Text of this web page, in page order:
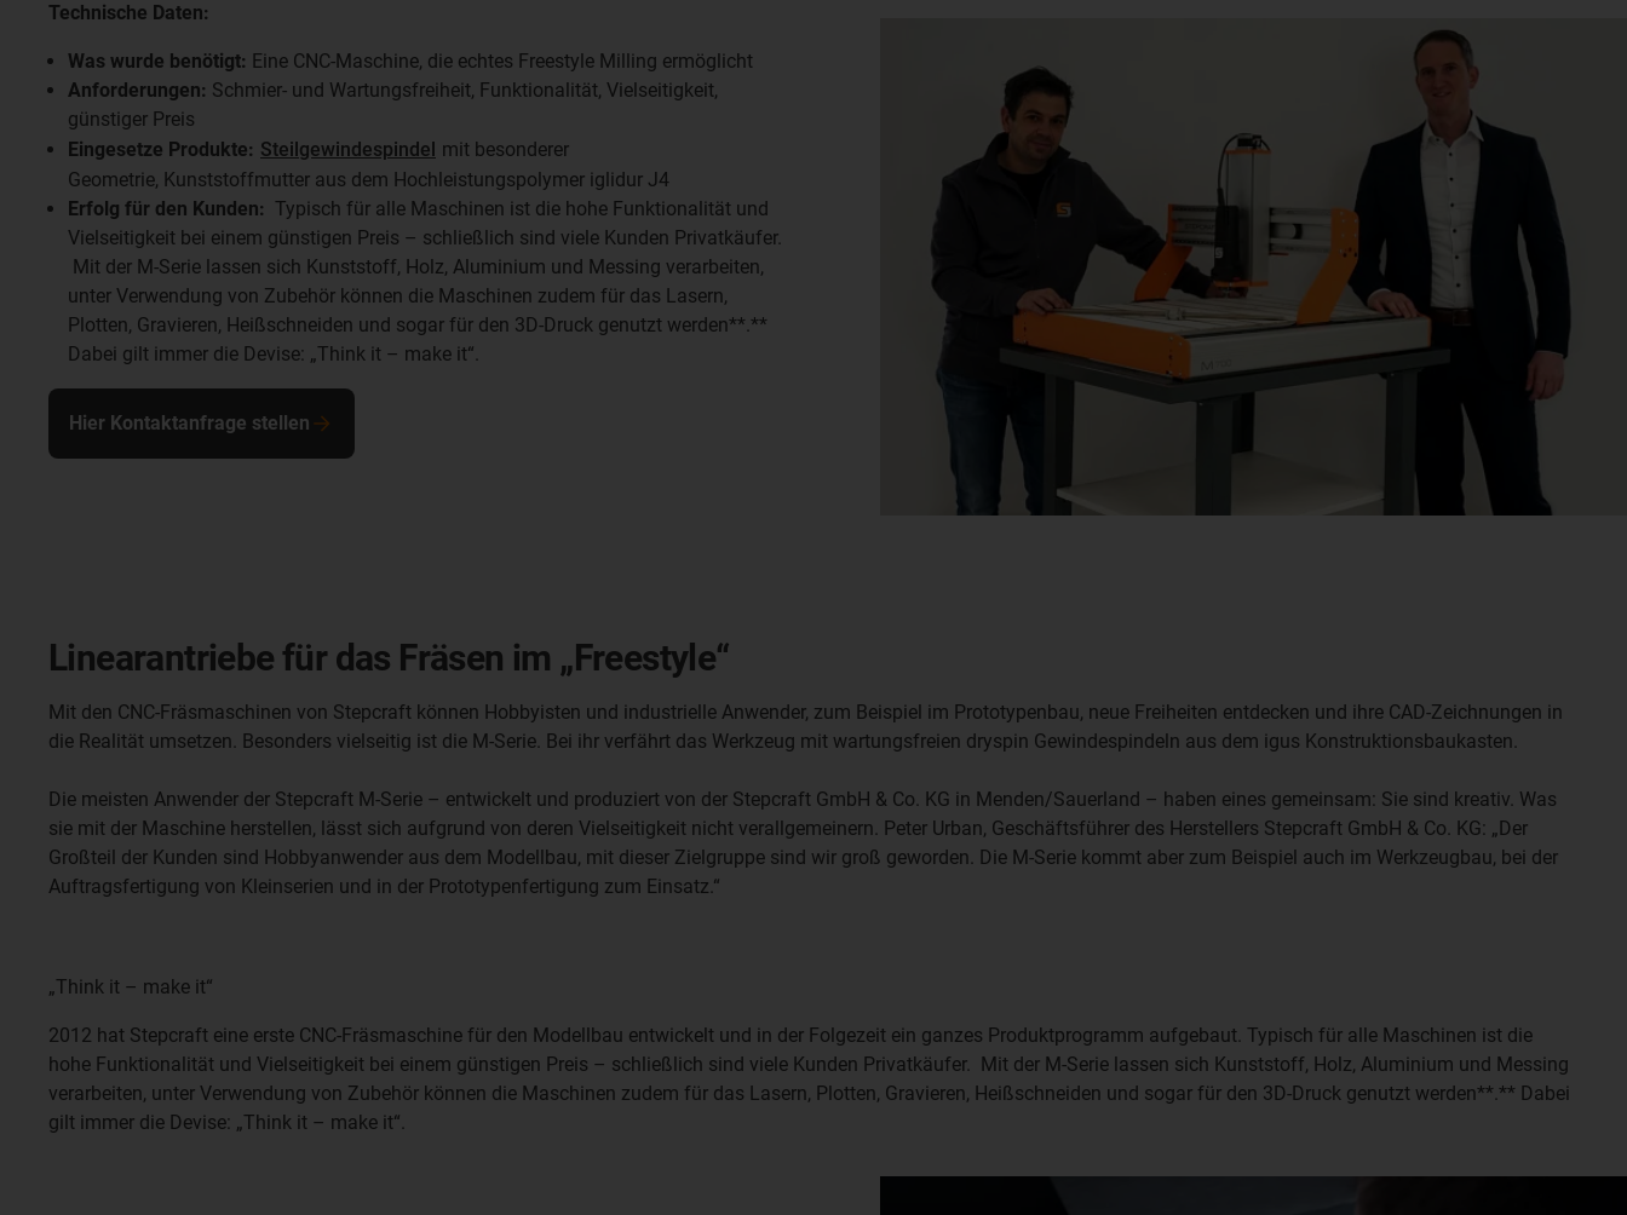
Technische Daten:
Was wurde benötigt: Eine CNC-Maschine, die echtes Freestyle Milling ermöglicht
Anforderungen: Schmier- und Wartungsfreiheit, Funktionalität, Vielseitigkeit,
günstiger Preis
Eingesetze Produkte: Steilgewindespindel mit besonderer
Geometrie, Kunststoffmutter aus dem Hochleistungspolymer iglidur J4
Erfolg für den Kunden: Typisch für alle Maschinen ist die hohe Funktionalität und
Vielseitigkeit bei einem günstigen Preis – schließlich sind viele Kunden Privatkäufer.
Mit der M-Serie lassen sich Kunststoff, Holz, Aluminium und Messing verarbeiten,
unter Verwendung von Zubehör können die Maschinen zudem für das Lasern,
Plotten, Gravieren, Heißschneiden und sogar für den 3D-Druck genutzt werden**.**
Dabei gilt immer die Devise: „Think it – make it“.
Hier Kontaktanfrage stellen
Linearantriebe für das Fräsen im „Freestyle“
Mit den CNC-Fräsmaschinen von Stepcraft können Hobbyisten und industrielle Anwender, zum Beispiel im Prototypenbau, neue Freiheiten entdecken und ihre CAD-Zeichnungen in
die Realität umsetzen. Besonders vielseitig ist die M-Serie. Bei ihr verfährt das Werkzeug mit wartungsfreien dryspin Gewindespindeln aus dem igus Konstruktionsbaukasten.
Die meisten Anwender der Stepcraft M-Serie – entwickelt und produziert von der Stepcraft GmbH & Co. KG in Menden/Sauerland – haben eines gemeinsam: Sie sind kreativ. Was
sie mit der Maschine herstellen, lässt sich aufgrund von deren Vielseitigkeit nicht verallgemeinern. Peter Urban, Geschäftsführer des Herstellers Stepcraft GmbH & Co. KG: „Der
Großteil der Kunden sind Hobbyanwender aus dem Modellbau, mit dieser Zielgruppe sind wir groß geworden. Die M-Serie kommt aber zum Beispiel auch im Werkzeugbau, bei der
Auftragsfertigung von Kleinserien und in der Prototypenfertigung zum Einsatz.“
„Think it – make it“
2012 hat Stepcraft eine erste CNC-Fräsmaschine für den Modellbau entwickelt und in der Folgezeit ein ganzes Produktprogramm aufgebaut. Typisch für alle Maschinen ist die
hohe Funktionalität und Vielseitigkeit bei einem günstigen Preis – schließlich sind viele Kunden Privatkäufer. Mit der M-Serie lassen sich Kunststoff, Holz, Aluminium und Messing
verarbeiten, unter Verwendung von Zubehör können die Maschinen zudem für das Lasern, Plotten, Gravieren, Heißschneiden und sogar für den 3D-Druck genutzt werden**.** Dabei
gilt immer die Devise: „Think it – make it“.